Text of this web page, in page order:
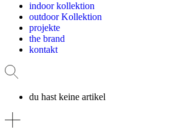
indoor kollektion
outdoor Kollektion
projekte
the brand
kontakt
du hast keine artikel